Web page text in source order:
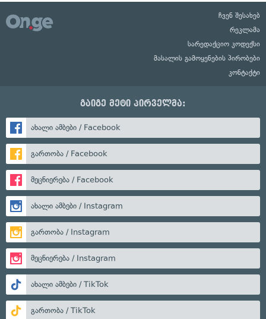
ჩვენ შესახებ
რეკლამა
სარედაქციო კოდექსი
მასალის გამოყენების პირობები
კონტაქტი
გაიგე მეტი პირველმა:
ახალი ამბები / Facebook
გართობა / Facebook
მეცნიერება / Facebook
ახალი ამბები / Instagram
გართობა / Instagram
მეცნიერება / Instagram
ახალი ამბები / TikTok
გართობა / TikTok